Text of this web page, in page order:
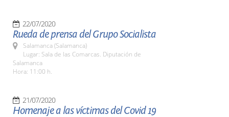
22/07/2020
Rueda de prensa del Grupo Socialista
Salamanca (Salamanca)
Lugar: Sala de las Comarcas. Diputación de
Salamanca
Hora: 11:00 h.
21/07/2020
Homenaje a las víctimas del Covid 19